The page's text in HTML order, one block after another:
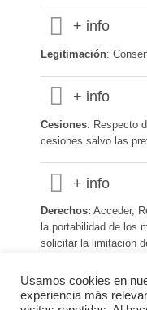
+ info
Legitimación:
+ info
Cesiones: Respecto
cesiones salvo las
+ info
Derechos: Acceder,
la portabilidad de los
solicitar la limitación
+ info
Usamos cookies en
experiencia más